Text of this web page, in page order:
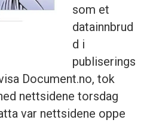
som et
datainnbrud
d i
publiserings
Document.no, tok
nettsidene torsdag
var nettsidene oppe